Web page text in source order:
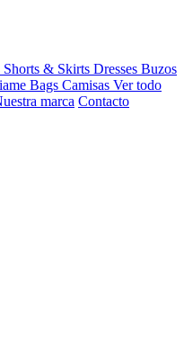
Shorts & Skirts Dresses Buzos
Bags Camisas Ver todo
marca Contacto